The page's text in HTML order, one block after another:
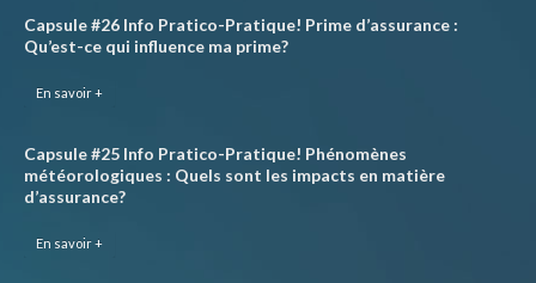
Capsule #26 Info Pratico-Pratique! Prime d’assurance :
Qu’est-ce qui influence ma prime?
En savoir +
Capsule #25 Info Pratico-Pratique! Phénomènes
météorologiques : Quels sont les impacts en matière
d’assurance?
En savoir +